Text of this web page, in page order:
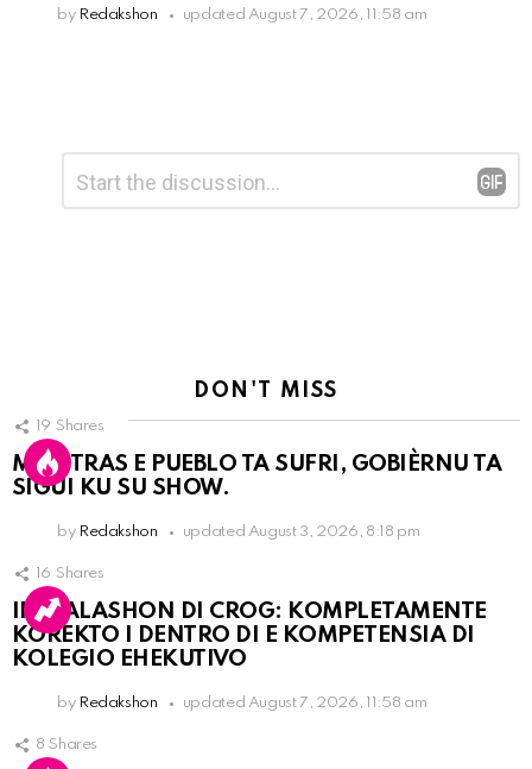
by Redakshon updated August 7, 2026, 11:58 am
Reply
DON'T MISS
19 Shares
MIENTRAS E PUEBLO TA SUFRI, GOBIÈRNU TA
SIGUI KU SU SHOW.
by Redakshon updated August 3, 2026, 8:18 pm
16 Shares
INSTALASHON DI CROG: KOMPLETAMENTE
KOREKTO I DENTRO DI E KOMPETENSIA DI
KOLEGIO EHEKUTIVO
by Redakshon updated August 7, 2026, 11:58 am
8 Shares